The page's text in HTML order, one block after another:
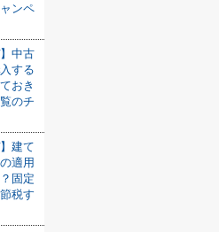
ンペ
】中古
する
おき
のチ
】建て
適用
固定
税す